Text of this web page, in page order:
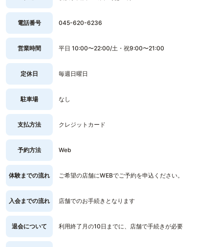
電話番号 045-620-6236
営業時間 平日 10:00〜22:00/土・祝9:00〜21:00
定休日 毎週日曜日
駐車場 なし
支払方法 クレジットカード
予約方法 Web
体験までの流れ ご希望の店舗にWEBでご予約を申込ください。
入会までの流れ 店舗でのお手続きとなります
退会について 利用終了月の10日までに、店舗で手続きが必要